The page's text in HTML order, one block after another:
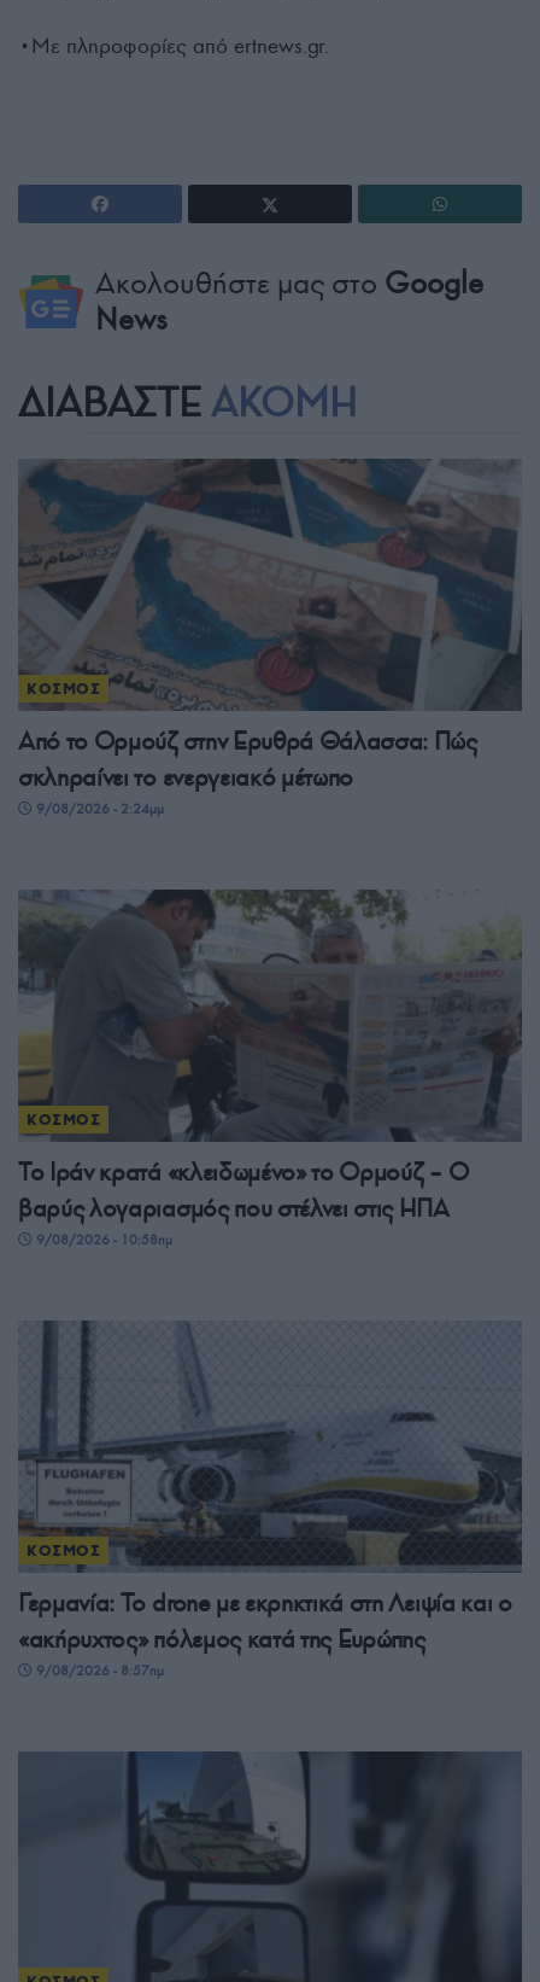
•Με πληροφορίες από ertnews.gr.
Ακολουθήστε μας στο Google
News
ΔΙΑΒΑΣΤΕ ΑΚΟΜΗ
ΚΟΣΜΟΣ
Από το Ορμούζ στην Ερυθρά Θάλασσα: Πώς
σκληραίνει το ενεργειακό μέτωπο
9/08/2026 - 2:24μμ
ΚΟΣΜΟΣ
Το Ιράν κρατά «κλειδωμένο» το Ορμούζ – Ο
βαρύς λογαριασμός που στέλνει στις ΗΠΑ
9/08/2026 - 10:58πμ
ΚΟΣΜΟΣ
Γερμανία: Το drone με εκρηκτικά στη Λειψία και ο
«ακήρυχτος» πόλεμος κατά της Ευρώπης
9/08/2026 - 8:57πμ